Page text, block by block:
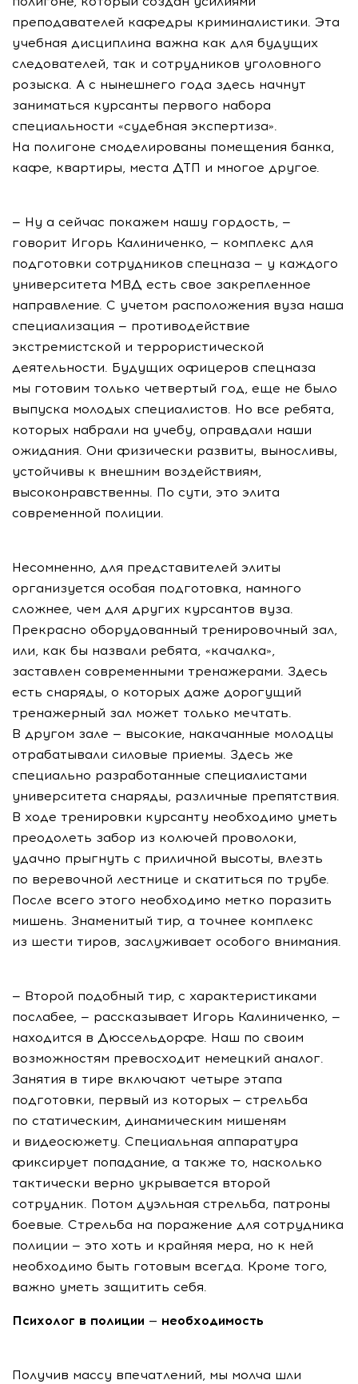
преподавателей кафедры криминалистики. Эта
учебная дисциплина важна как для будущих
следователей, так и сотрудников уголовного
розыска. А с нынешнего года здесь начнут
заниматься курсанты первого набора
специальности «судебная экспертиза».
На полигоне смоделированы помещения банка,
кафе, квартиры, места ДТП и многое другое.
— Ну а сейчас покажем нашу гордость, —
говорит Игорь Калиниченко, — комплекс для
подготовки сотрудников спецназа — у каждого
университета МВД есть свое закрепленное
направление. С учетом расположения вуза наша
специализация — противодействие
экстремистской и террористической
деятельности. Будущих офицеров спецназа
мы готовим только четвертый год, еще не было
выпуска молодых специалистов. Но все ребята,
которых набрали на учебу, оправдали наши
ожидания. Они физически развиты, выносливы,
устойчивы к внешним воздействиям,
высоконравственны. По сути, это элита
современной полиции.
Несомненно, для представителей элиты
организуется особая подготовка, намного
сложнее, чем для других курсантов вуза.
Прекрасно оборудованный тренировочный зал,
или, как бы назвали ребята, «качалка»,
заставлен современными тренажерами. Здесь
есть снаряды, о которых даже дорогущий
тренажерный зал может только мечтать.
В другом зале — высокие, накачанные молодцы
отрабатывали силовые приемы. Здесь же
специально разработанные специалистами
университета снаряды, различные препятствия.
В ходе тренировки курсанту необходимо уметь
преодолеть забор из колючей проволоки,
удачно прыгнуть с приличной высоты, влезть
по веревочной лестнице и скатиться по трубе.
После всего этого необходимо метко поразить
мишень. Знаменитый тир, а точнее комплекс
из шести тиров, заслуживает особого внимания.
— Второй подобный тир, с характеристиками
послабее, — рассказывает Игорь Калиниченко, —
находится в Дюссельдорфе. Наш по своим
возможностям превосходит немецкий аналог.
Занятия в тире включают четыре этапа
подготовки, первый из которых — стрельба
по статическим, динамическим мишеням
и видеосюжету. Специальная аппаратура
фиксирует попадание, а также то, насколько
тактически верно укрывается второй
сотрудник. Потом дуэльная стрельба, патроны
боевые. Стрельба на поражение для сотрудника
полиции — это хоть и крайняя мера, но к ней
необходимо быть готовым всегда. Кроме того,
важно уметь защитить себя.
Психолог в полиции — необходимость
Получив массу впечатлений, мы молча шли